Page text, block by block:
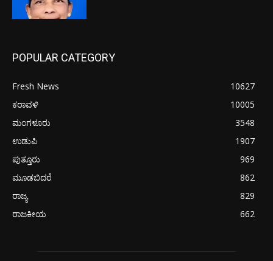
POPULAR CATEGORY
Fresh News
10627
ಕರಾವಳಿ
10005
ಮಂಗಳೂರು
3548
ಉಡುಪಿ
1907
ಪುತ್ತೂರು
969
ಮೂಡಬಿದರೆ
862
ರಾಜ್ಯ
829
ರಾಜಕೀಯ
662